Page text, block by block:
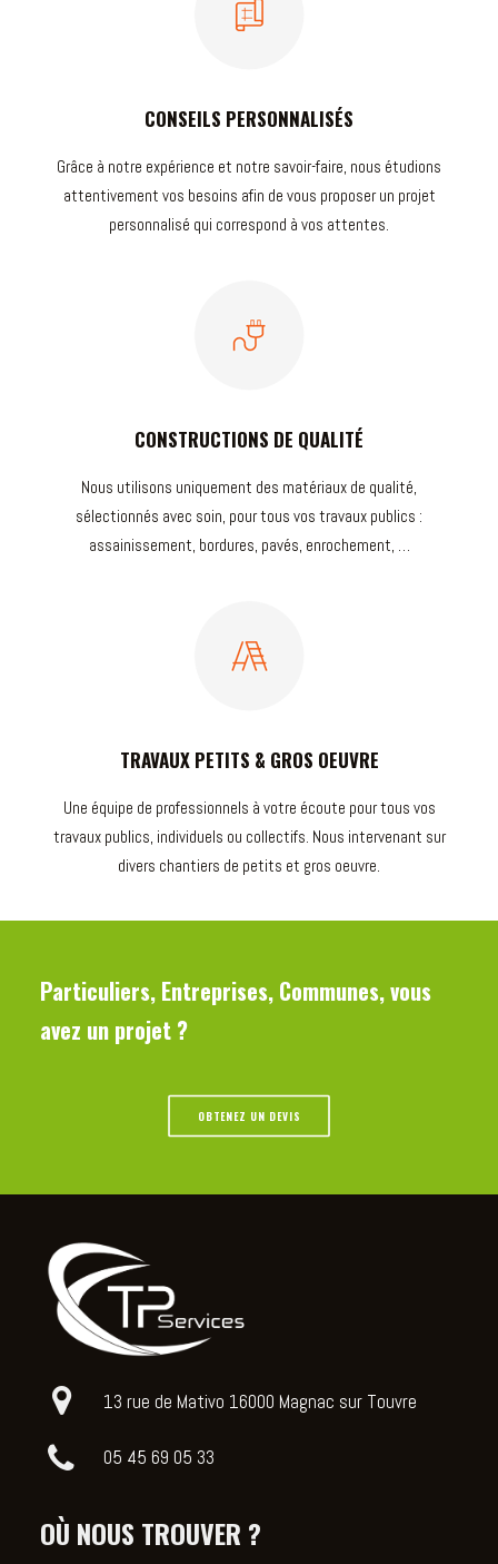
CONSEILS PERSONNALISÉS
Grâce à notre expérience et notre savoir-faire, nous étudions
attentivement vos besoins afin de vous proposer un projet
personnalisé qui correspond à vos attentes.
CONSTRUCTIONS DE QUALITÉ
Nous utilisons uniquement des matériaux de qualité,
sélectionnés avec soin, pour tous vos travaux publics :
assainissement, bordures, pavés, enrochement, …
TRAVAUX PETITS & GROS OEUVRE
Une équipe de professionnels à votre écoute pour tous vos
travaux publics, individuels ou collectifs. Nous intervenant sur
divers chantiers de petits et gros oeuvre.
Particuliers, Entreprises, Communes, vous
avez un projet ?
OBTENEZ UN DEVIS
13 rue de Mativo 16000 Magnac sur Touvre
05 45 69 05 33
OÙ NOUS TROUVER ?